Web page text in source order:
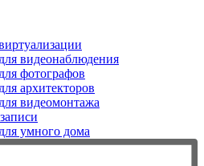
видеонаблюдения
фотографов
архитекторов
видеомонтажа
умного дома